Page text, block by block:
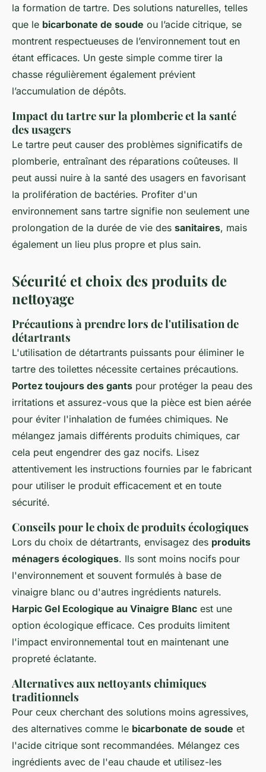
la formation de tartre. Des solutions naturelles, telles
que le bicarbonate de soude ou l’acide citrique, se
montrent respectueuses de l’environnement tout en
étant efficaces. Un geste simple comme tirer la
chasse régulièrement également prévient
l’accumulation de dépôts.
Impact du tartre sur la plomberie et la santé
des usagers
Le tartre peut causer des problèmes significatifs de
plomberie, entraînant des réparations coûteuses. Il
peut aussi nuire à la santé des usagers en favorisant
la prolifération de bactéries. Profiter d'un
environnement sans tartre signifie non seulement une
prolongation de la durée de vie des sanitaires, mais
également un lieu plus propre et plus sain.
Sécurité et choix des produits de
nettoyage
Précautions à prendre lors de l'utilisation de
détartrants
L'utilisation de détartrants puissants pour éliminer le
tartre des toilettes nécessite certaines précautions.
Portez toujours des gants pour protéger la peau des
irritations et assurez-vous que la pièce est bien aérée
pour éviter l'inhalation de fumées chimiques. Ne
mélangez jamais différents produits chimiques, car
cela peut engendrer des gaz nocifs. Lisez
attentivement les instructions fournies par le fabricant
pour utiliser le produit efficacement et en toute
sécurité.
Conseils pour le choix de produits écologiques
Lors du choix de détartrants, envisagez des produits
ménagers écologiques. Ils sont moins nocifs pour
l'environnement et souvent formulés à base de
vinaigre blanc ou d'autres ingrédients naturels.
Harpic Gel Ecologique au Vinaigre Blanc est une
option écologique efficace. Ces produits limitent
l'impact environnemental tout en maintenant une
propreté éclatante.
Alternatives aux nettoyants chimiques
traditionnels
Pour ceux cherchant des solutions moins agressives,
des alternatives comme le bicarbonate de soude et
l'acide citrique sont recommandées. Mélangez ces
ingrédients avec de l'eau chaude et utilisez-les